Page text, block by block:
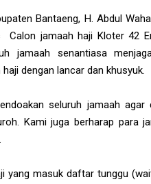
Bantaeng, H. Abdul
jamaah haji Kloter 42
jamaah senantiasa
dengan lancar dan khusyuk.
seluruh jamaah
Kami juga berharap para
yang masuk daftar tunggu